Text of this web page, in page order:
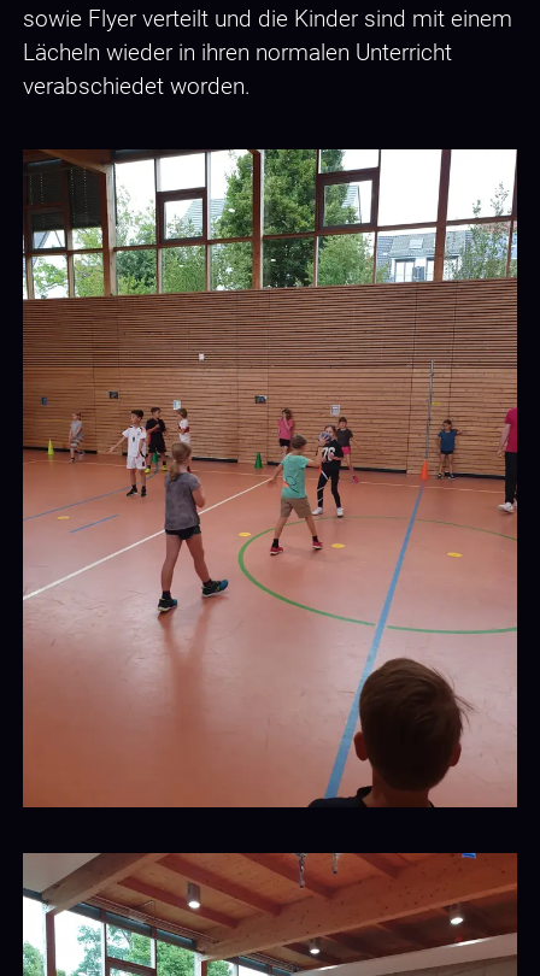
sowie Flyer verteilt und die Kinder sind mit einem
Lächeln wieder in ihren normalen Unterricht
verabschiedet worden.